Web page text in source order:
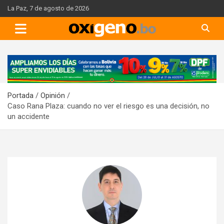
Skip
to
content
La Paz, 7 de agosto de 2026
A
d
e
r
t
Portada
Opinión
Caso Rana Plaza: cuando no ver el riesgo es una decisión, no
un accidente